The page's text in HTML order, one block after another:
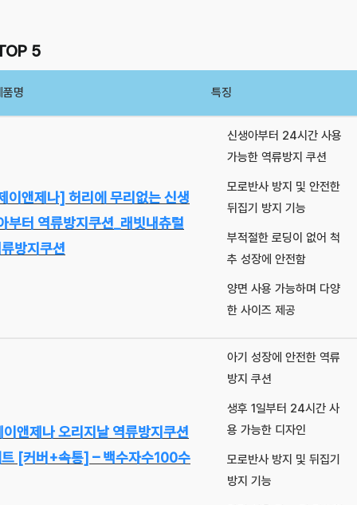
5
품명 특징
이앤제나] 허리에 무리없는 신생
부터 역류방지쿠션_래빗내츄럴
방지쿠션
신생아부터 24시간 사용
가능한 역류방지 쿠션
모로반사 방지 및 안전한
뒤집기 방지 기능
부적절한 로딩이 없어 척
추 성장에 안전함
양면 사용 가능하며 다양
한 사이즈 제공
이앤제나 오리지날 역류방지쿠션
[커버+속통] – 백수자수100수
아기 성장에 안전한 역류
방지 쿠션
생후 1일부터 24시간 사
용 가능한 디자인
모로반사 방지 및 뒤집기
방지 기능